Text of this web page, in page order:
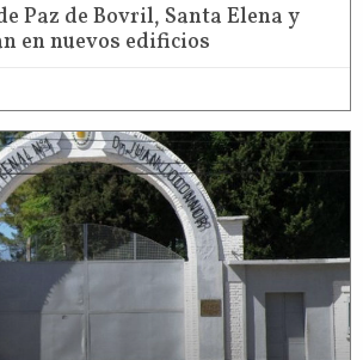
Paz de Bovril, Santa Elena y
en nuevos edificios